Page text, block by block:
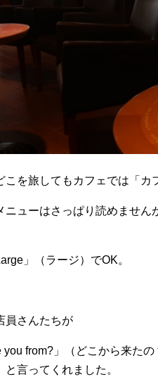
こを旅してもカフェでは「カ
ニューはさっぱり読めませ
」（ラージ）でOK。
員さんたちが
you from?」（どこから来た
と言ってくれました。